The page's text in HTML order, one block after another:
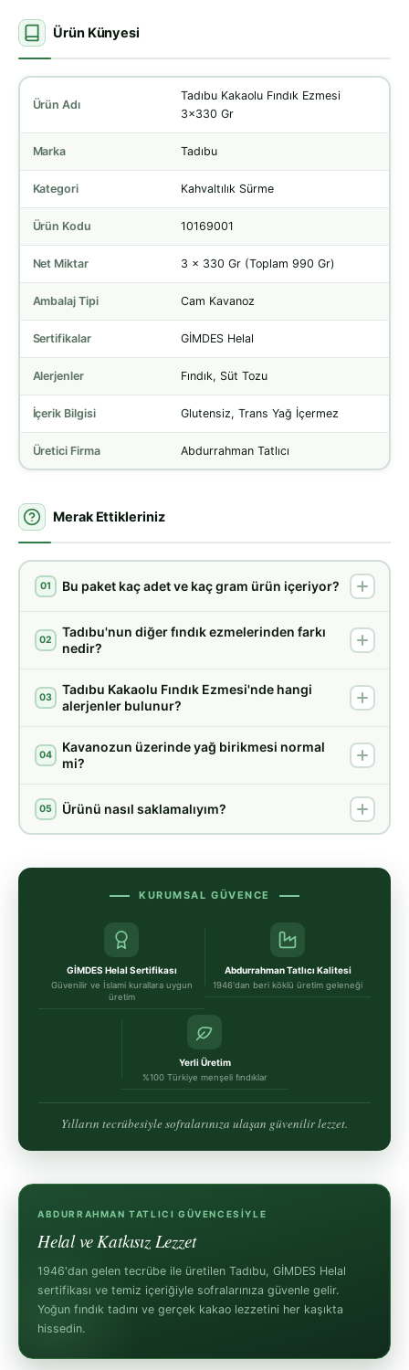
Ürün Künyesi
Ürün Adı
Tadıbu Kakaolu Fındık Ezmesi
3x330 Gr
Marka Tadıbu
Kategori Kahvaltılık Sürme
Ürün Kodu 10169001
Net Miktar 3 x 330 Gr (Toplam 990 Gr)
Ambalaj Tipi Cam Kavanoz
Sertifikalar GİMDES Helal
Alerjenler Fındık, Süt Tozu
İçerik Bilgisi Glutensiz, Trans Yağ İçermez
Üretici Firma Abdurrahman Tatlıcı
Merak Ettikleriniz
01 Bu paket kaç adet ve kaç gram ürün içeriyor?
02
Tadıbu'nun diğer fındık ezmelerinden farkı
nedir?
03
Tadıbu Kakaolu Fındık Ezmesi'nde hangi
alerjenler bulunur?
04
Kavanozun üzerinde yağ birikmesi normal
mi?
05 Ürünü nasıl saklamalıyım?
KURUMSAL GÜVENCE
GİMDES Helal Sertifikası
Güvenilir ve İslami kurallara uygun
üretim
Abdurrahman Tatlıcı Kalitesi
1946'dan beri köklü üretim geleneği
Yerli Üretim
%100 Türkiye menşeli fındıklar
Yılların tecrübesiyle sofralarınıza ulaşan güvenilir lezzet.
ABDURRAHMAN TATLICI GÜVENCESIYLE
Helal ve Katkısız Lezzet
1946'dan gelen tecrübe ile üretilen Tadıbu, GİMDES Helal
sertifikası ve temiz içeriğiyle sofralarınıza güvenle gelir.
Yoğun fındık tadını ve gerçek kakao lezzetini her kaşıkta
hissedin.